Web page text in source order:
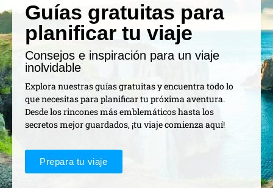
Guías gratuitas para
planificar tu viaje
Consejos e inspiración para un viaje
inolvidable
Explora nuestras guías gratuitas y encuentra todo lo
que necesitas para planificar tu próxima aventura.
Desde los rincones más emblemáticos hasta los
secretos mejor guardados, ¡tu viaje comienza aquí!
Prepara tu viaje